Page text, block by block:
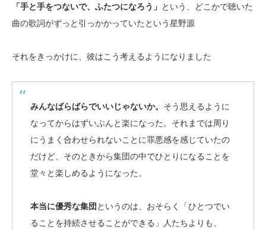
「手と手をつないで、ふたつになろう」 という、どこかで聴いた
曲の歌詞がずっと引っかかっていたという星野源
それをきっかけに、彼はこう考えるようになりました
みんなばらばらでいいじゃないか。 そう思えるように
なってからはずいぶんと楽になった。それまでは周り
にうまく合わせられないことに罪悪感を感じていたの
だけど、そのときから集団の中でひとりになることを
堂々と楽しめるようになった。
本当に優秀な集団 というのは、おそらく「ひとつでい
ることを持続させることができる」人たちよりも、